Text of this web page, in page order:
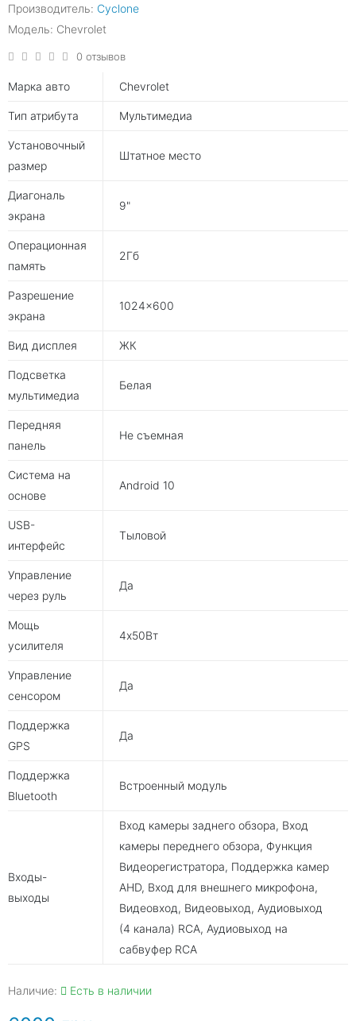
Производитель: Cyclone
Модель: Chevrolet
0 отзывов
Марка авто Chevrolet
Тип атрибута Мультимедиа
Установочный
размер
Штатное место
Диагональ
экрана
9"
Операционная
память
2Гб
Разрешение
экрана
1024×600
Вид дисплея ЖК
Подсветка
мультимедиа
Белая
Передняя
панель
Не съемная
Система на
основе
Android 10
USB-
интерфейс
Тыловой
Управление
через руль
Да
Мощь
усилителя
4х50Вт
Управление
сенсором
Да
Поддержка
GPS
Да
Поддержка
Bluetooth
Встроенный модуль
Входы-
выходы
Вход камеры заднего обзора, Вход
камеры переднего обзора, Функция
Видеорегистратора, Поддержка камер
AHD, Вход для внешнего микрофона,
Видеовход, Видеовыход, Аудиовыход
(4 канала) RCA, Аудиовыход на
сабвуфер RCA
Наличие: Есть в наличии